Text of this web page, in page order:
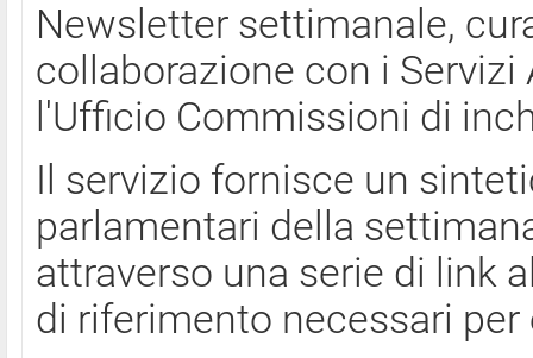
Newsletter settimanale,
collaborazione con i
l'Ufficio Commissioni di
Il servizio fornisce un
parlamentari della
attraverso una serie di link
di riferimento necessari